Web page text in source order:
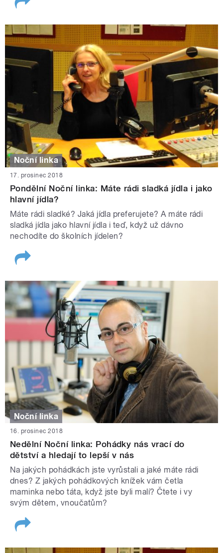
Noční linka
17. prosinec 2018
Pondělní Noční linka: Máte rádi sladká jídla i jako
hlavní jídla?
Máte rádi sladké? Jaká jídla preferujete? A máte rádi
sladká jídla jako hlavní jídla i teď, když už dávno
nechodíte do školních jídelen?
Noční linka
16. prosinec 2018
Nedělní Noční linka: Pohádky nás vrací do
dětství a hledají to lepší v nás
Na jakých pohádkách jste vyrůstali a jaké máte rádi
dnes? Z jakých pohádkových knížek vám četla
maminka nebo táta, když jste byli malí? Čtete i vy
svým dětem, vnoučatům?